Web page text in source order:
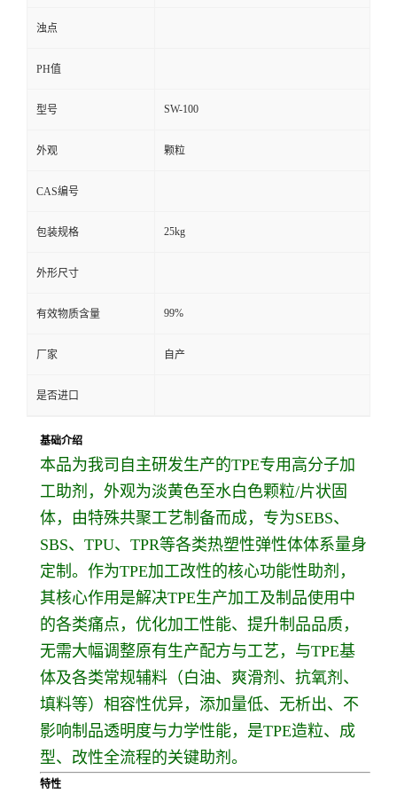
浊点
PH值
型号 SW-100
外观 颗粒
CAS编号
包装规格 25kg
外形尺寸
有效物质含量 99%
厂家 自产
是否进口
基础介绍
本品为我司自主研发生产的TPE专用高分子加
工助剂，外观为淡黄色至水白色颗粒/片状固
体，由特殊共聚工艺制备而成，专为SEBS、
SBS、TPU、TPR等各类热塑性弹性体体系量身
定制。作为TPE加工改性的核心功能性助剂，
其核心作用是解决TPE生产加工及制品使用中
的各类痛点，优化加工性能、提升制品品质，
无需大幅调整原有生产配方与工艺，与TPE基
体及各类常规辅料（白油、爽滑剂、抗氧剂、
填料等）相容性优异，添加量低、无析出、不
影响制品透明度与力学性能，是TPE造粒、成
型、改性全流程的关键助剂。
特性